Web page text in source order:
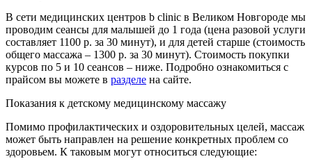
В сети медицинских центров b clinic в Великом Новгороде мы
проводим сеансы для малышей до 1 года (цена разовой услуги
составляет 1100 р. за 30 минут), и для детей старше (стоимость
общего массажа – 1300 р. за 30 минут). Стоимость покупки
курсов по 5 и 10 сеансов – ниже. Подробно ознакомиться с
прайсом вы можете в разделе на сайте.
Показания к детскому медицинскому массажу
Помимо профилактических и оздоровительных целей, массаж
может быть направлен на решение конкретных проблем со
здоровьем. К таковым могут относиться следующие: